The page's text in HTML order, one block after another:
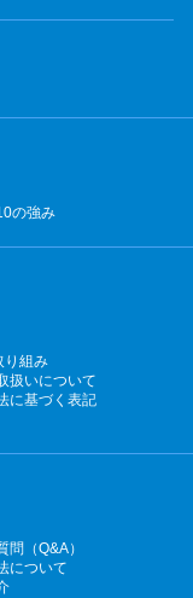
の強み
り組み
扱いについて
に基づく表記
問（Q&A）
について